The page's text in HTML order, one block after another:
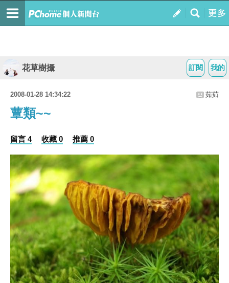
我的
訂閱
花草樹攝
2008-01-28 14:34:22 茹茹
蕈類~~
留言 4 收藏 0 推薦 0